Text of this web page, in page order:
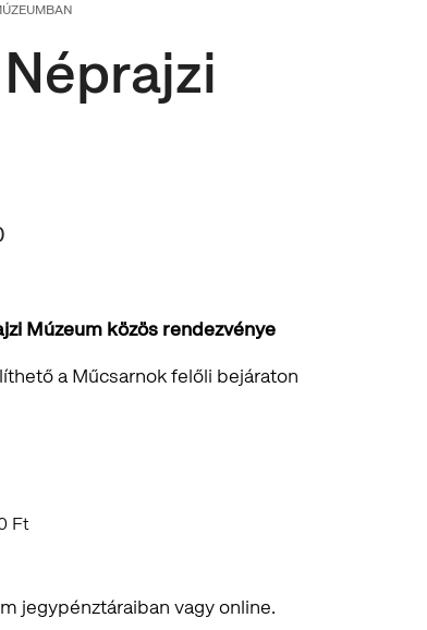
Múzeum közös rendezvénye
a Műcsarnok felőli bejáraton
Ft
jegypénztáraiban vagy online.